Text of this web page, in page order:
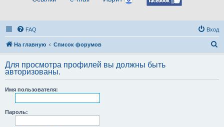
FAQ Вход
На главную Список форумов
с
Для просмотра профилей вы должны быть
авторизованы.
Имя пользователя:
Пароль: